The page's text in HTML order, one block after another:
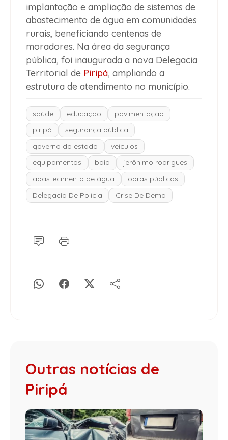
implantação e ampliação de sistemas de
abastecimento de água em comunidades
rurais, beneficiando centenas de
moradores. Na área da segurança
pública, foi inaugurada a nova Delegacia
Territorial de Piripá, ampliando a
estrutura de atendimento no município.
saúde educação
pavimentação
piripá
segurança pública
governo do estado
veículos
equipamentos
baia
jerônimo rodrigues
abastecimento de água
obras públicas
Delegacia De Polícia
Crise De Dema
Outras notícias de
Piripá